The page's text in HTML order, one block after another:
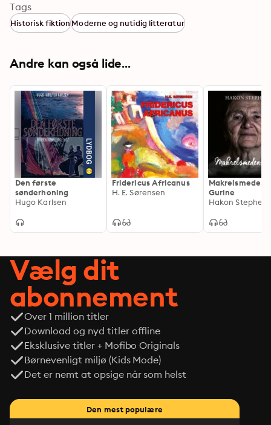
det ikke er så lige til at forene kunsten og kærligheden.
Tags
Historisk fiktionModerne og nutidig litteratur
Andre kan også lide...
Den første
sønderhoning
Hugo Karlsen
Fridericus Africanus
H. E. Sørensen
Makrelsmedens
Gurine
Hakon
Vælg dit
abonnement
Over 1 million titler
Download og nyd titler offline
Eksklusive titler + Mofibo Originals
Børnevenligt miljø (Kids Mode)
Det er nemt at opsige når som helst
Den mest populære